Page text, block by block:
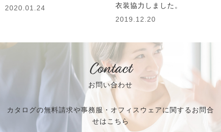
2020.01.24
衣装協力しました。
2019.12.20
Contact
お問い合わせ
カタログの無料請求や事務服・オフィスウェアに関するお問合
せはこちら